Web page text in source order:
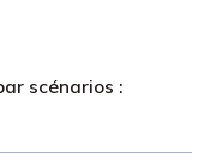
scénarios :